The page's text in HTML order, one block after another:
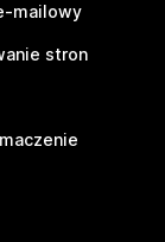
mailowy
stron